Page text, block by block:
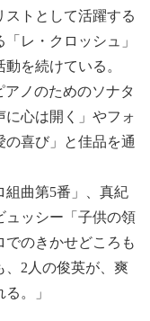
トとして活躍する
レ・クロッシュ」
を続けている。
ノのためのソナタ
に心は開く」やフォ
の喜び」と佳品を通
組曲第5番」、真紀
ュッシー「子供の領
のきかせどころも
、2人の俊英が、爽
。」